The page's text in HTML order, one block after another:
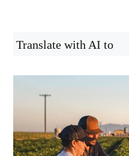
Translate with AI to